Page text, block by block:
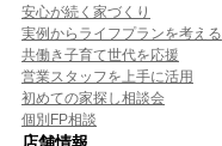
安心が続く家づくり
実例からライフプランを考える
共働き子育て世代を応援
営業スタッフを上手に活用
初めての家探し相談会
個別FP相談